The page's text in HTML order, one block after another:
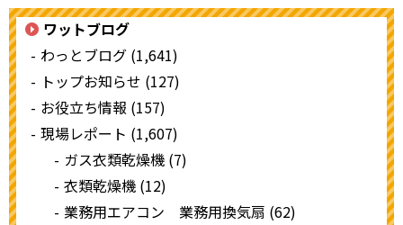
ワットブログ
わっとブログ (1,641)
トップお知らせ (127)
お役立ち情報 (157)
現場レポート (1,607)
ガス衣類乾燥機 (7)
衣類乾燥機 (12)
業務用エアコン 業務用換気扇 (62)